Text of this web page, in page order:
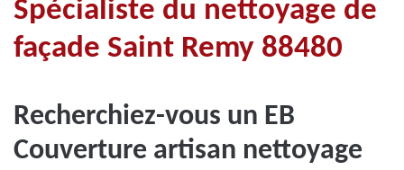
Spécialiste du nettoyage de
façade Saint Remy 88480
Recherchiez-vous un EB
Couverture artisan nettoyage